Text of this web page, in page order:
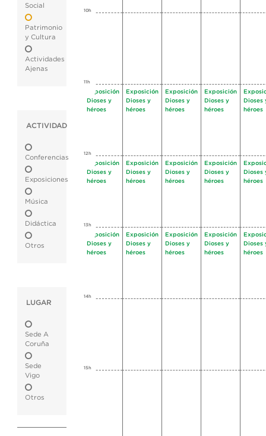
Social
Patrimonio
y Cultura
Actividades
Ajenas
ACTIVIDAD
Conferencias
Exposiciones
Música
Didáctica
Otros
LUGAR
Sede A
Coruña
Sede
Vigo
Otros
10h
11h
Exposición
Dioses y
héroes
Exposición
Dioses y
héroes
Exposición
Dioses y
héroes
Exposición
Dioses y
héroes
Dioses
héroes
12h
Exposición
Dioses y
héroes
Exposición
Dioses y
héroes
Exposición
Dioses y
héroes
Exposición
Dioses y
héroes
Dioses
héroes
13h
Exposición
Dioses y
héroes
Exposición
Dioses y
héroes
Exposición
Dioses y
héroes
Exposición
Dioses y
héroes
Dioses
héroes
14h
15h